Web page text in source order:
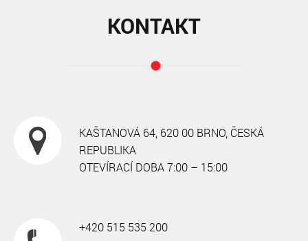
KONTAKT
KAŠTANOVÁ 64, 620 00 BRNO, ČESKÁ
REPUBLIKA
OTEVÍRACÍ DOBA 7:00 – 15:00
+420 515 535 200